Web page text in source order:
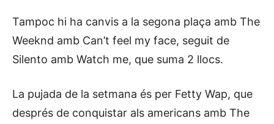
Tampoc hi ha canvis a la segona plaça amb The
Weeknd amb Can’t feel my face, seguit de
Silento amb Watch me, que suma 2 llocs.
La pujada de la setmana és per Fetty Wap, que
després de conquistar als americans amb The